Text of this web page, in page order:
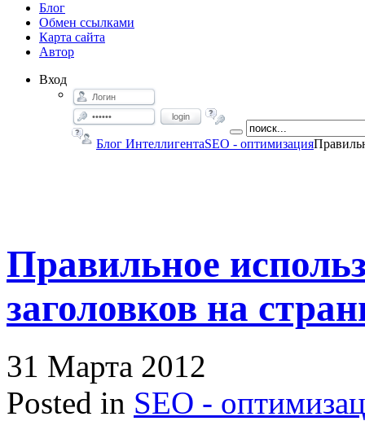
Блог
Обмен ссылками
Карта сайта
Автор
Вход
login
Блог ИнтеллигентаSEO - оптимизация
Правильное
заголовков на
31 Марта 2012
Posted in SEO -